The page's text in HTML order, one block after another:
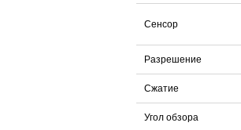
Сенсор
Разрешение
Сжатие
Угол обзора